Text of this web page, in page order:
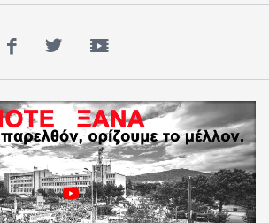
Facebook
TwitterYouTube